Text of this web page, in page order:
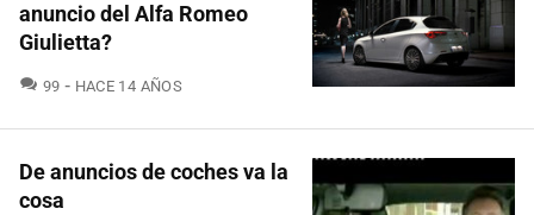
anuncio del Alfa Romeo
Giulietta?
99 COMENTARIOS
HACE 14 AÑOS
De anuncios de coches va la
cosa